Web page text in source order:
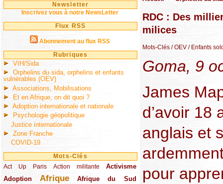
Newsletter
Inscrivez vous à notre NewsLetter
Flux RSS
Abonnement au flux RSS
Rubriques
VIH/Sida
Orphelins du sida, orphelins et enfants
vulnérables (OEV)
Associations, Mobilisations
Et en Afrique, on dit quoi ?
Adoption internationale et nationale
Psychologie géopolitique
Justice internationale
Zone Franche
COVID-19
Mots-Clés
Act Up Paris
(49/289) Action militante
(32/289) Activisme
(73/289)
Adoption
(82/289) Afrique
(161/289) Afrique du Sud
(73/289)
RDC : Des
milices
Mots-Clés / OEV / Enfants
Goma, 9
James
d’avoir 18
anglais et
pour